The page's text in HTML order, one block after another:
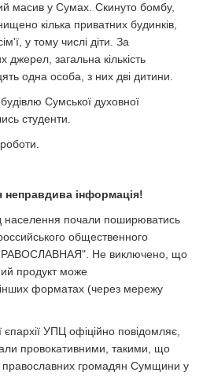
масив у Сумах. Скинуто бомбу,
кілька приватних будинків,
у тому числі діти. За
джерел, загальна кількість
одна особа, з них дві дитини.
Сумської духовної
студенти.
інформація!
населення почали поширюватись
общественного
Не виключено, що
продукт може
форматах (через мережу
УПЦ офіційно повідомляє,
провокативними, такими, що
православних громадян Сумщини у